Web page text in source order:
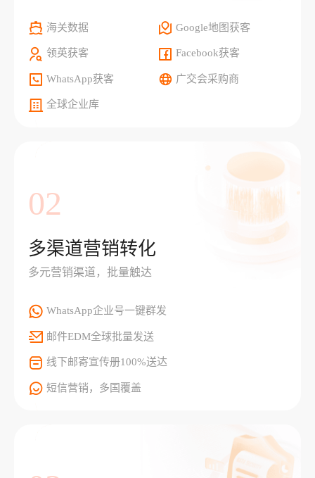
海关数据 Google地图获客
领英获客 Facebook获客
WhatsApp获客 广交会采购商
全球企业库
02
多渠道营销转化
多元营销渠道，批量触达
WhatsApp企业号一键群发
邮件EDM全球批量发送
线下邮寄宣传册100%送达
短信营销，多国覆盖